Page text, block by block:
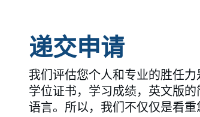
递交申请
我们评估您个人和专业的胜任
学位证书，学习成绩，英文版
语言。所以，我们不仅仅是看